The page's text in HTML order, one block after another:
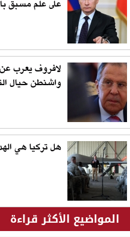
على علم مسبق
لافروف يعرب
واشنطن حيال
هل تركيا هي
المواضيع الأكثر قراءة